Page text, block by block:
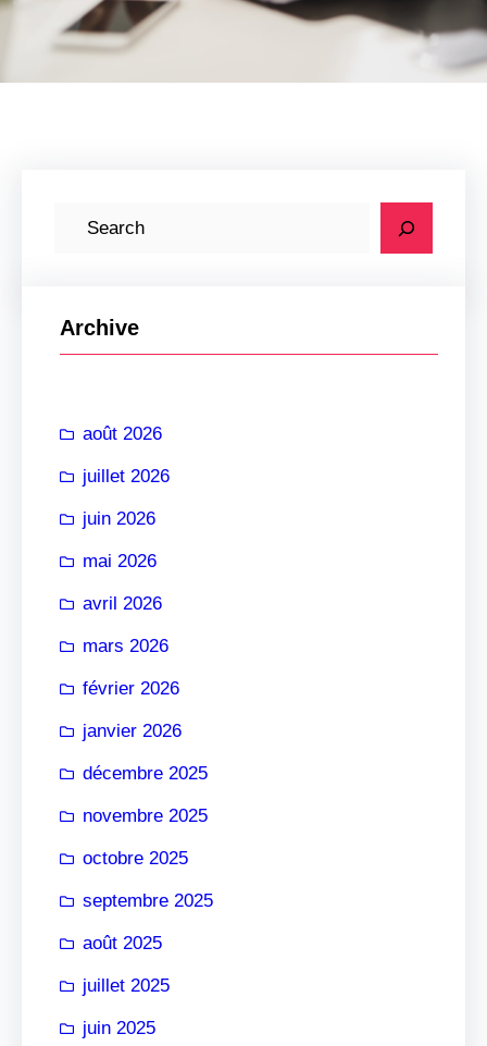
h
e
Archive
août 2026
juillet 2026
juin 2026
mai 2026
avril 2026
mars 2026
février 2026
janvier 2026
décembre 2025
novembre 2025
octobre 2025
septembre 2025
août 2025
juillet 2025
juin 2025